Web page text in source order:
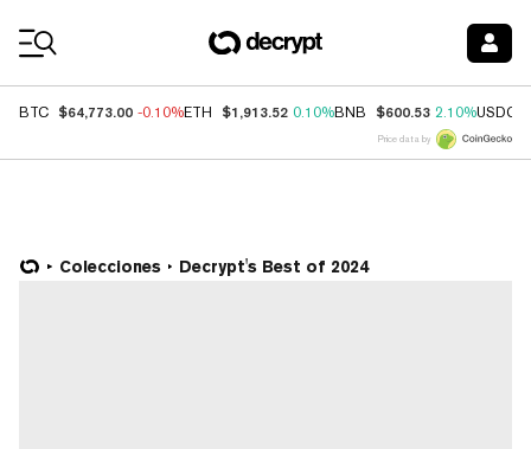
BTC $64,773.00 -0.10%ETH $1,913.52 0.10%BNB $600.53 2.10%USDC
Price data by
Colecciones Decrypt's Best of 2024